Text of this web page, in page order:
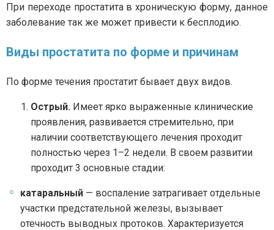
При переходе простатита в хроническую форму, данное
заболевание так же может привести к бесплодию.
Виды простатита по форме и причинам
По форме течения простатит бывает двух видов.
Острый. Имеет ярко выраженные клинические
проявления, развивается стремительно, при
наличии соответствующего лечения проходит
полностью через 1–2 недели. В своем развитии
проходит 3 основные стадии:
катаральный — воспаление затрагивает отдельные
участки предстательной железы, вызывает
отечность выводных протоков. Характеризуется